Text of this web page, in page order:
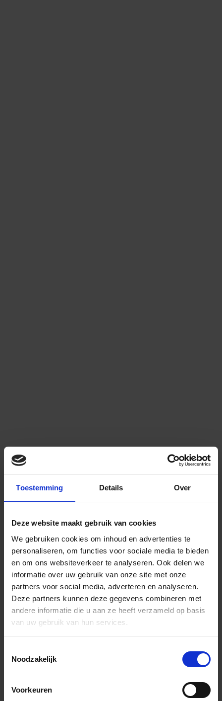
Toestemming Details Over
Deze website maakt gebruik van cookies
We gebruiken cookies om inhoud en advertenties te
personaliseren, om functies voor sociale media te bieden
en om ons websiteverkeer te analyseren. Ook delen we
informatie over uw gebruik van onze site met onze
partners voor social media, adverteren en analyseren.
Deze partners kunnen deze gegevens combineren met
andere informatie die u aan ze heeft verzameld op basis
van uw gebruik van hun services.
Noodzakelijk
Voorkeuren